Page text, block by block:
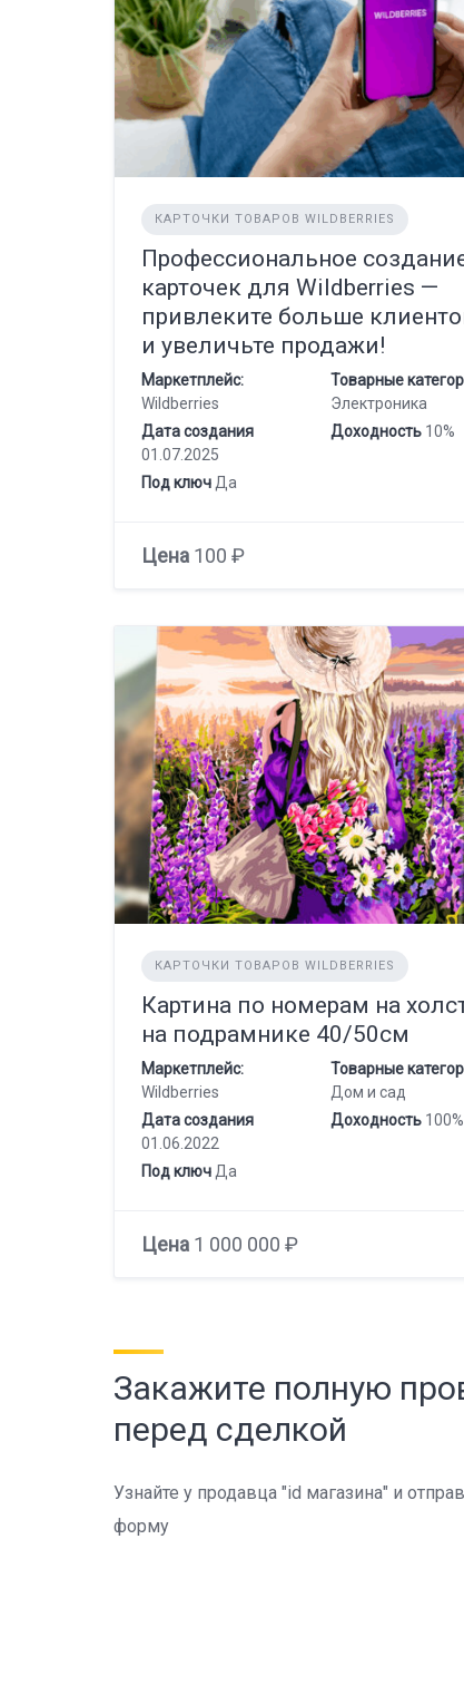
КАРТОЧКИ ТОВАРОВ WILDBERRIES
Профессиональное
карточек для Wildberries —
привлеките больше
и увеличьте продажи!
Маркетплейс:
Wildberries
Товарные
Электроника
Дата создания
01.07.2025
Доходность 10%
Под ключ Да
Цена 100 ₽
КАРТОЧКИ ТОВАРОВ WILDBERRIES
Картина по номерам на
на подрамнике 40/50см
Маркетплейс:
Wildberries
Товарные
Дом и сад
Дата создания
01.06.2022
Доходность 100%
Под ключ Да
Цена 1 000 000 ₽
Закажите полную
перед сделкой
Узнайте у продавца "id магазина" и
форму